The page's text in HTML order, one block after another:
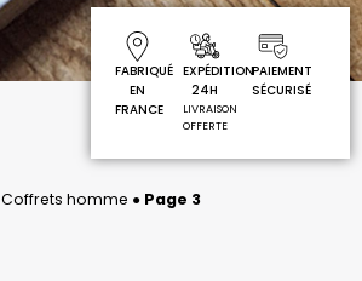
FABRIQUÉ
EN
FRANCE
EXPÉDITION
24H
LIVRAISON
OFFERTE
PAIEMENT
SÉCURISÉ
Coffrets homme ● Page 3